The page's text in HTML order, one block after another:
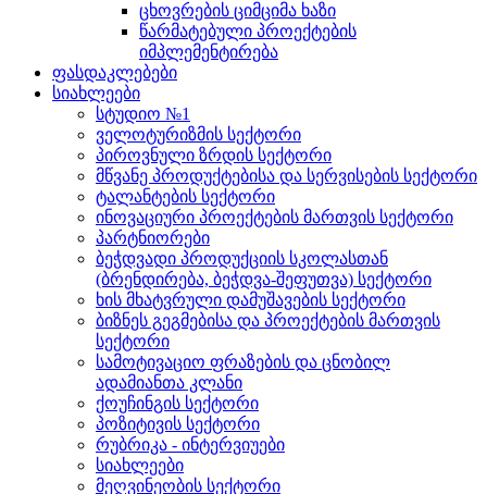
ცხოვრების ციმციმა ხაზი
წარმატებული პროექტების
იმპლემენტირება
ფასდაკლებები
სიახლეები
სტუდიო №1
ველოტურიზმის სექტორი
პიროვნული ზრდის სექტორი
მწვანე პროდუქტებისა და სერვისების სექტორი
ტალანტების სექტორი
ინოვაციური პროექტების მართვის სექტორი
პარტნიორები
ბეჭდვადი პროდუქციის სკოლასთან
(ბრენდირება, ბეჭდვა-შეფუთვა) სექტორი
ხის მხატვრული დამუშავების სექტორი
ბიზნეს გეგმებისა და პროექტების მართვის
სექტორი
სამოტივაციო ფრაზების და ცნობილ
ადამიანთა კლანი
ქოუჩინგის სექტორი
პოზიტივის სექტორი
რუბრიკა - ინტერვიუები
სიახლეები
მეღვინეობის სექტორი